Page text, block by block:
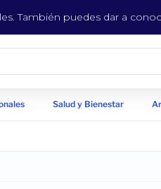
También puedes dar a
Salud y Bienestar